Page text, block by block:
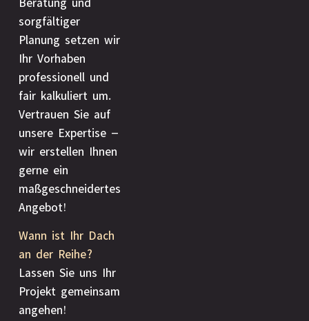
sorgfältiger
Planung setzen wir
Ihr Vorhaben
professionell und
fair kalkuliert um.
Vertrauen Sie auf
unsere Expertise –
wir erstellen Ihnen
gerne ein
maßgeschneidertes
Angebot!
Wann ist Ihr Dach
an der Reihe?
Lassen Sie uns Ihr
Projekt gemeinsam
angehen!